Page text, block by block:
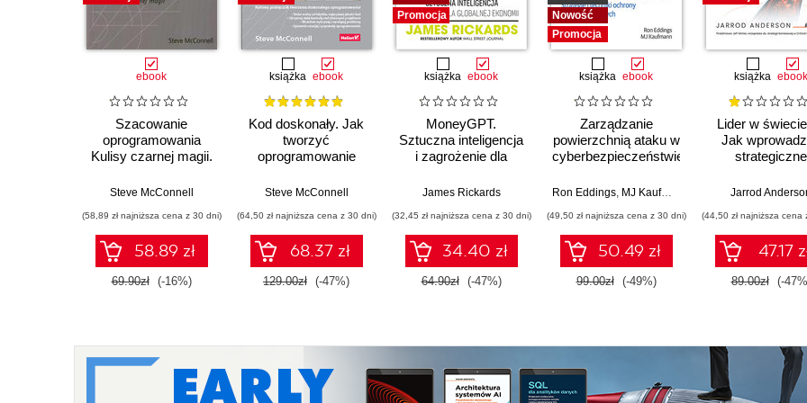
ebook
Szacowanie
oprogramowania
Kulisy czarnej magii.
Steve McConnell
(58,89 zł najniższa cena z 30 dni)
58.89 zł
69.90zł (-16%)
książka ebook
Kod doskonały. Jak
tworzyć
oprogramowanie
Wydanie II
Steve McConnell
(64,50 zł najniższa cena z 30 dni)
68.37 zł
129.00zł (-47%)
Promocja
książka ebook
MoneyGPT.
Sztuczna inteligencja
i zagrożenie dla
James Rickards
(32,45 zł najniższa cena z 30 dni)
34.40 zł
64.90zł (-47%)
Nowość
Promocja
książka ebook
Zarządzanie
powierzchnią ataku w
cyberbezpieczeństwie.
ochrony zasobów
Ron Eddings, MJ Kaufmann
(49,50 zł najniższa cena z 30 dni)
50.49 zł
99.00zł (-49%)
książka ebook
Lider w
Jak
strategiczne
biznes i
sztucznej
Jarrod
(44,50 zł najniższa cena
47.17
89.00zł (-